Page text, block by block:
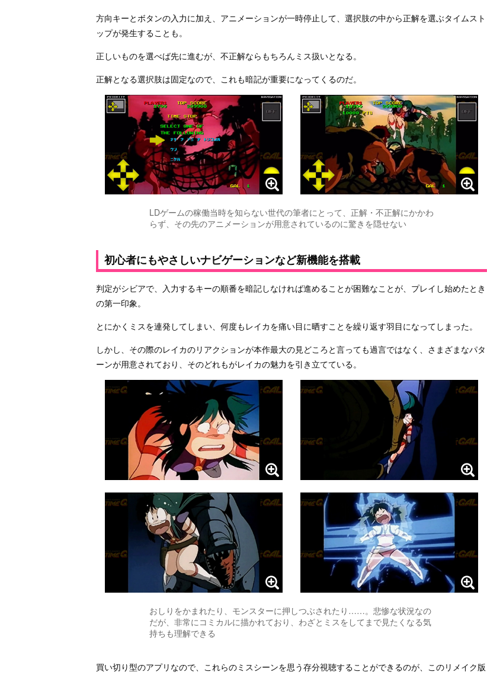
方向キーとボタンの入力に加え、アニメーションが一時停止して、選択肢の中から正解を選ぶタイムスト
ップが発生することも。
正しいものを選べば先に進むが、不正解ならもちろんミス扱いとなる。
正解となる選択肢は固定なので、これも暗記が重要になってくるのだ。
LDゲームの稼働当時を知らない世代の筆者にとって、正解・不正解にかかわ
らず、その先のアニメーションが用意されているのに驚きを隠せない
初心者にもやさしいナビゲーションなど新機能を搭載
判定がシビアで、入力するキーの順番を暗記しなければ進めることが困難なことが、プレイし始めたとき
の第一印象。
とにかくミスを連発してしまい、何度もレイカを痛い目に晒すことを繰り返す羽目になってしまった。
しかし、その際のレイカのリアクションが本作最大の見どころと言っても過言ではなく、さまざまなパタ
ーンが用意されており、そのどれもがレイカの魅力を引き立てている。
おしりをかまれたり、モンスターに押しつぶされたり……。悲惨な状況なの
だが、非常にコミカルに描かれており、わざとミスをしてまで見たくなる気
持ちも理解できる
買い切り型のアプリなので、これらのミスシーンを思う存分視聴することができるのが、このリメイク版